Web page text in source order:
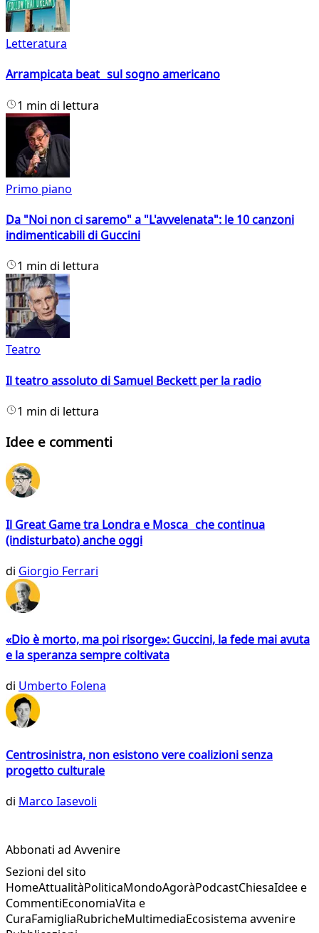
Letteratura
Arrampicata beat sul sogno americano
1 min di lettura
Primo piano
Da "Noi non ci saremo" a "L'avvelenata": le 10 canzoni
indimenticabili di Guccini
1 min di lettura
Teatro
Il teatro assoluto di Samuel Beckett per la radio
1 min di lettura
Idee e commenti
Il Great Game tra Londra e Mosca che continua
(indisturbato) anche oggi
di Giorgio Ferrari
«Dio è morto, ma poi risorge»: Guccini, la fede mai avuta
e la speranza sempre coltivata
di Umberto Folena
Centrosinistra, non esistono vere coalizioni senza
progetto culturale
di Marco Iasevoli
Abbonati ad Avvenire
Sezioni del sito
HomeAttualitàPoliticaMondoAgoràPodcastChiesaIdee e
CommentiEconomiaVita e
CuraFamigliaRubricheMultimediaEcosistema avvenire